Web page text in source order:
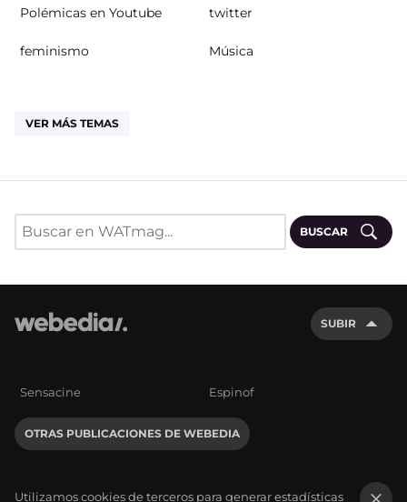
Polémicas en Youtube twitter
feminismo Música
VER MÁS TEMAS
BUSCAR
SUBIR
Sensacine Espinof
OTRAS PUBLICACIONES DE WEBEDIA
Utilizamos cookies de terceros para generar estadísticas